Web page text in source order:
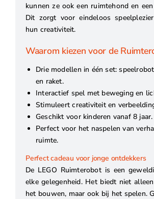
kunnen ze ook een ruimtehond en
Dit zorgt voor eindeloos
hun creativiteit.
Waarom kiezen voor de
Drie modellen in één set:
en raket.
Interactief spel met beweging en
Stimuleert creativiteit en
Geschikt voor kinderen vanaf 8 jaar.
Perfect voor het naspelen van
ruimte.
Perfect cadeau voor jonge ontdekkers
De LEGO Ruimterobot is een
elke gelegenheid. Het biedt niet
het bouwen, maar ook bij het spelen.